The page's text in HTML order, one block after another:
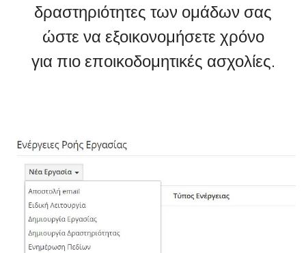
δραστηριότητες των ομάδων σας
ώστε να εξοικονομήσετε χρόνο
για πιο εποικοδομητικές ασχολίες.